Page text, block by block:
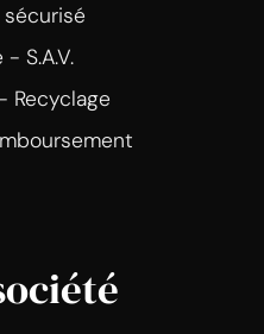
S.A.V.
Recyclage